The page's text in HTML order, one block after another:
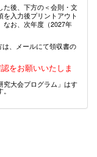
た後、下方の＜会則・文
入力後プリントアウト
なお、次年度（2027年
、メールにて領収書の
をお願いいたしま
究大会プログラム」はす
。